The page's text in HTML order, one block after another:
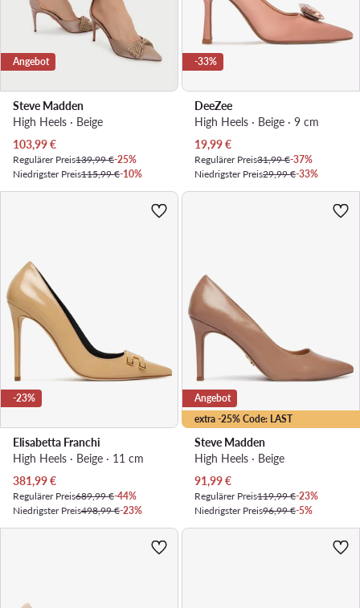
Angebot
Steve Madden
High Heels · Beige
Aktueller Preis
103,99€
Regulärer Preis139,99 €-25%
Niedrigster Preis115,99 €-10%
-33%
DeeZee
High Heels · Beige · 9 cm
Aktueller Preis
19,99€
Regulärer Preis31,99 €-37%
Niedrigster Preis29,99 €-33%
-23%
Elisabetta Franchi
High Heels · Beige · 11 cm
Aktueller Preis
381,99€
Regulärer Preis689,99 €-44%
Niedrigster Preis498,99 €-23%
extra -25% Code: LAST
Angebot
Steve Madden
High Heels · Beige
Aktueller Preis
91,99€
Regulärer Preis119,99 €-23%
Niedrigster Preis96,99 €-5%